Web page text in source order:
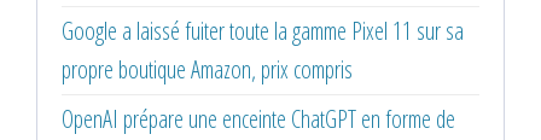
Google a laissé fuiter toute la gamme Pixel 11 sur sa
propre boutique Amazon, prix compris
OpenAI prépare une enceinte ChatGPT en forme de